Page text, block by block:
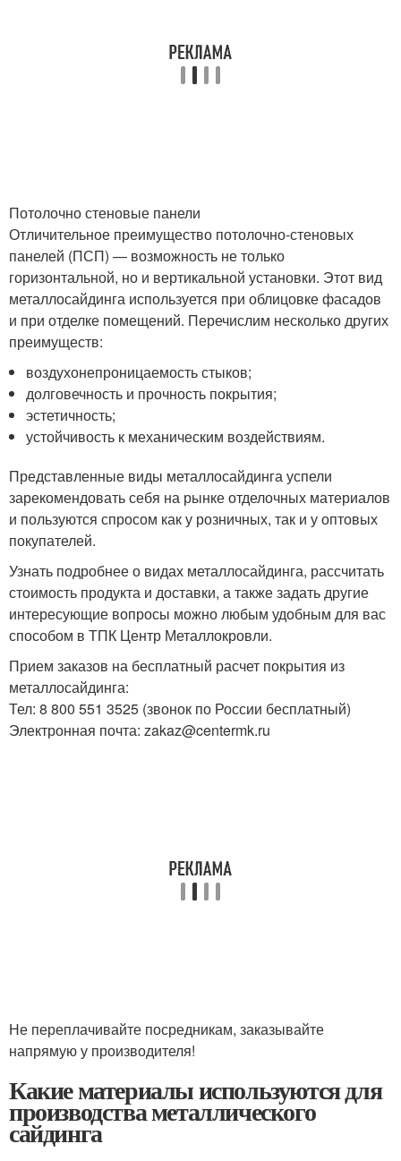
Потолочно стеновые панели
Отличительное преимущество потолочно-стеновых
панелей (ПСП) — возможность не только
горизонтальной, но и вертикальной установки. Этот вид
металлосайдинга используется при облицовке фасадов
и при отделке помещений. Перечислим несколько других
преимуществ:
воздухонепроницаемость стыков;
долговечность и прочность покрытия;
эстетичность;
устойчивость к механическим воздействиям.
Представленные виды металлосайдинга успели
зарекомендовать себя на рынке отделочных материалов
и пользуются спросом как у розничных, так и у оптовых
покупателей.
Узнать подробнее о видах металлосайдинга, рассчитать
стоимость продукта и доставки, а также задать другие
интересующие вопросы можно любым удобным для вас
способом в ТПК Центр Металлокровли.
Прием заказов на бесплатный расчет покрытия из
металлосайдинга:
Тел: 8 800 551 3525 (звонок по России бесплатный)
Электронная почта: zakaz@centermk.ru
Не переплачивайте посредникам, заказывайте
напрямую у производителя!
Какие материалы используются для
производства металлического
сайдинга